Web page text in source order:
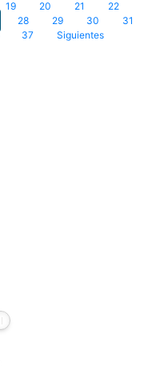
19 20 21
22
28 29 30
31
37 Siguientes